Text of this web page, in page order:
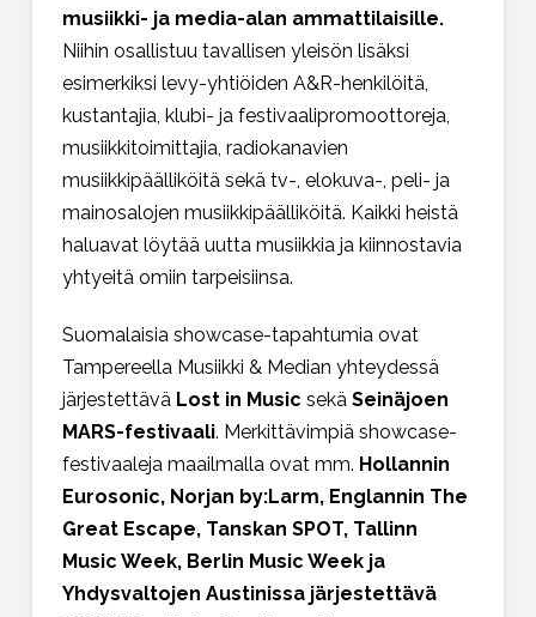
musiikki- ja media-alan ammattilaisille.
Niihin osallistuu tavallisen yleisön lisäksi
esimerkiksi levy-yhtiöiden A&R-henkilöitä,
kustantajia, klubi- ja festivaalipromoottoreja,
musiikkitoimittajia, radiokanavien
musiikkipäälliköitä sekä tv-, elokuva-, peli- ja
mainosalojen musiikkipäälliköitä. Kaikki heistä
haluavat löytää uutta musiikkia ja kiinnostavia
yhtyeitä omiin tarpeisiinsa.
Suomalaisia showcase-tapahtumia ovat
Tampereella Musiikki & Median yhteydessä
järjestettävä Lost in Music sekä Seinäjoen
MARS-festivaali. Merkittävimpiä showcase-
festivaaleja maailmalla ovat mm. Hollannin
Eurosonic, Norjan by:Larm, Englannin The
Great Escape, Tanskan SPOT, Tallinn
Music Week, Berlin Music Week ja
Yhdysvaltojen Austinissa järjestettävä